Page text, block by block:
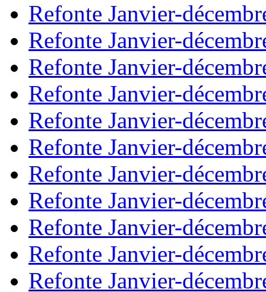
Refonte Janvier-
Refonte Janvier-
Refonte Janvier-
Refonte Janvier-
Refonte Janvier-
Refonte Janvier-
Refonte Janvier-
Refonte Janvier-
Refonte Janvier-
Refonte Janvier-
Refonte Janvier-